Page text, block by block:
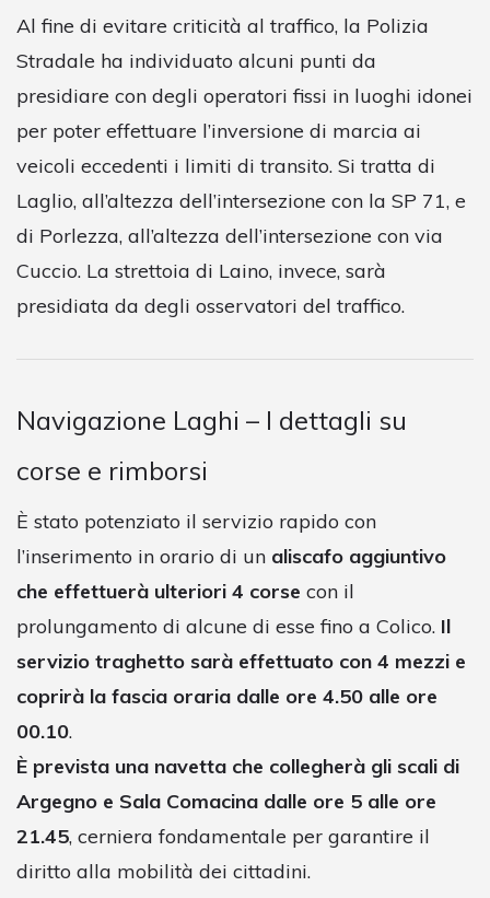
Al fine di evitare criticità al traffico, la Polizia
Stradale ha individuato alcuni punti da
presidiare con degli operatori fissi in luoghi idonei
per poter effettuare l’inversione di marcia ai
veicoli eccedenti i limiti di transito. Si tratta di
Laglio, all’altezza dell’intersezione con la SP 71, e
di Porlezza, all’altezza dell’intersezione con via
Cuccio. La strettoia di Laino, invece, sarà
presidiata da degli osservatori del traffico.
Navigazione Laghi – I dettagli su
corse e rimborsi
È stato potenziato il servizio rapido con
l’inserimento in orario di un aliscafo aggiuntivo
che effettuerà ulteriori 4 corse con il
prolungamento di alcune di esse fino a Colico. Il
servizio traghetto sarà effettuato con 4 mezzi e
coprirà la fascia oraria dalle ore 4.50 alle ore
00.10.
È prevista una navetta che collegherà gli scali di
Argegno e Sala Comacina dalle ore 5 alle ore
21.45, cerniera fondamentale per garantire il
diritto alla mobilità dei cittadini.